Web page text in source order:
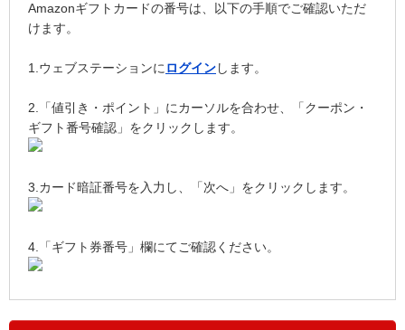
Amazonギフトカードの番号は、以下の手順でご確認いただ
けます。
1.ウェブステーションにログインします。
2.「値引き・ポイント」にカーソルを合わせ、「クーポン・
ギフト番号確認」をクリックします。
3.カード暗証番号を入力し、「次へ」をクリックします。
4.「ギフト券番号」欄にてご確認ください。